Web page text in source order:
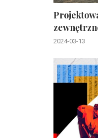
2024-03-13